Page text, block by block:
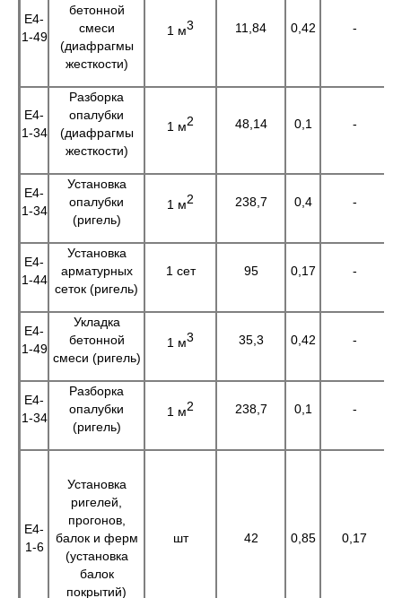
Е4-
1-49
бетонной
смеси
(диафрагмы
жесткости)
1 м3 11,84 0,42 -
Е4-
1-34
Разборка
опалубки
(диафрагмы
жесткости)
1 м2 48,14 0,1 -
Е4-
1-34
Установка
опалубки
(ригель)
1 м2 238,7 0,4 -
Е4-
1-44
Установка
арматурных
сеток (ригель)
1 сет 95 0,17 -
Е4-
1-49
Укладка
бетонной
смеси (ригель)
1 м3 35,3 0,42 -
Е4-
1-34
Разборка
опалубки
(ригель)
1 м2 238,7 0,1 -
Е4-
1-6
Установка
ригелей,
прогонов,
балок и ферм
(установка
балок
покрытий)
шт 42 0,85 0,17